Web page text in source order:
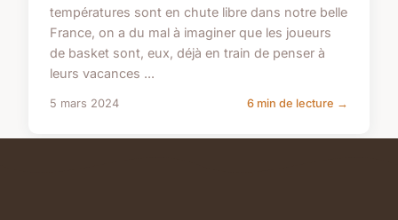
températures sont en chute libre dans notre belle
France, on a du mal à imaginer que les joueurs
de basket sont, eux, déjà en train de penser à
leurs vacances ...
5 mars 2024 6 min de lecture →